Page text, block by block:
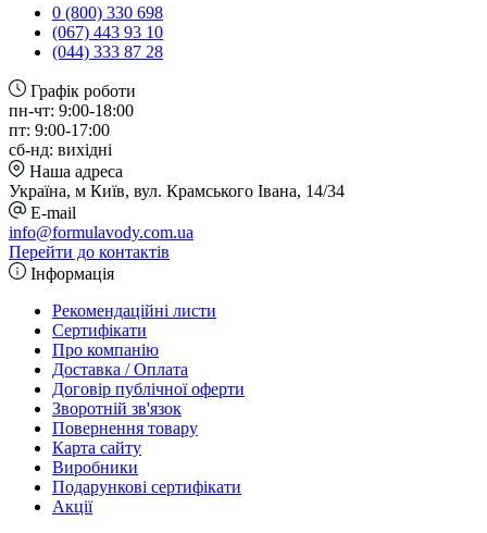
0 (800) 330 698
(067) 443 93 10
(044) 333 87 28
Графік роботи
пн-чт: 9:00-18:00
пт: 9:00-17:00
сб-нд: вихідні
Наша адреса
Україна, м Київ, вул. Крамського Івана, 14/34
E-mail
info@formulavody.com.ua
Перейти до контактів
Інформація
Рекомендаційні листи
Сертифікати
Про компанію
Доставка / Оплата
Договір публічної оферти
Зворотній зв'язок
Повернення товару
Карта сайту
Виробники
Подарункові сертифікати
Акції